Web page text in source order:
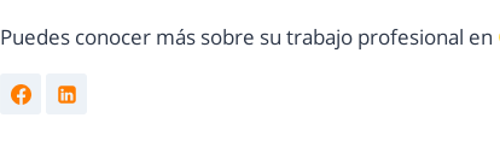
Puedes conocer más sobre su trabajo profesional en